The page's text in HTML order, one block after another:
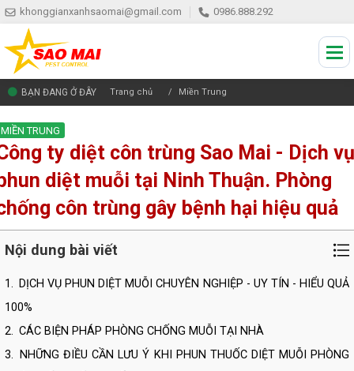
khonggianxanhsaomai@gmail.com 0986.888.292
BẠN ĐANG Ở ĐÂY Trang chủ Miền Trung
MIỀN TRUNG
ty diệt côn trùng Sao Mai - Dịch vụ
diệt muỗi tại Ninh Thuận. Phòng
côn trùng gây bệnh hại hiệu quả
Nội dung bài viết
1. DỊCH VỤ PHUN DIỆT MUỖI CHUYÊN NGHIỆP - UY TÍN - HIỂU QUẢ
100%
2. CÁC BIỆN PHÁP PHÒNG CHỐNG MUỖI TẠI NHÀ
3.
NHỮNG ĐIỀU CẦN LƯU Ý KHI PHUN THUỐC DIỆT MUỖI PHÒNG